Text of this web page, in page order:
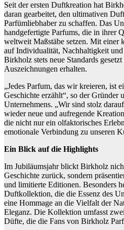
Seit der ersten Duftkreation hat
daran gearbeitet, den ultimativen
Parfümliebhaber zu schaffen. Das
handgefertigte Parfums, die in ihrer
weltweit Maßstäbe setzen. Mit einer
auf Individualität, Nachhaltigkeit
Birkholz stets neue Standards
Auszeichnungen erhalten.
„Jedes Parfum, das wir kreieren, ist
Geschichte erzählt“, so der Gründer
Unternehmens. „Wir sind stolz
wieder neue und aufregende
die nicht nur ein olfaktorisches
emotionale Verbindung zu unseren
Ein Blick auf die Highlights
Im Jubiläumsjahr blickt Birkholz
Geschichte zurück, sondern
und limitierte Editionen. Besonders
Duftkollektion, die die Essenz des
eine Hommage an die Vielfalt der
Eleganz. Die Kollektion umfasst
Düfte, die die Fans von Birkholz